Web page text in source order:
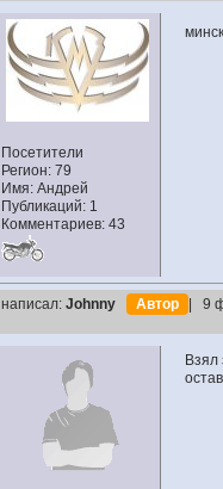
Посетители
Регион: 79
Имя: Андрей
Публикаций: 1
Комментариев: 43
написал: Johnny Автор | 9
Взял